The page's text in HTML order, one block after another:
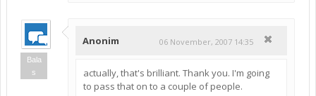
Bala
s
Anonim 06 November, 2007 14:35
actually, that's brilliant. Thank you. I'm going
to pass that on to a couple of people.